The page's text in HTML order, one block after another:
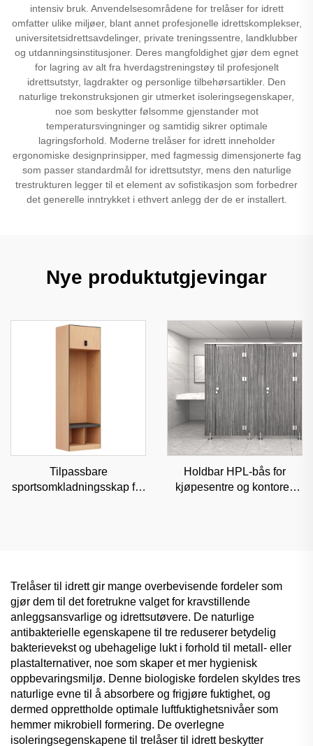
intensiv bruk. Anvendelsesområdene for trelåser for idrett
omfatter ulike miljøer, blant annet profesjonelle idrettskomplekser,
universitetsidrettsavdelinger, private treningssentre, landklubber
og utdanningsinstitusjoner. Deres mangfoldighet gjør dem egnet
for lagring av alt fra hverdagstreningstøy til profesjonelt
idrettsutstyr, lagdrakter og personlige tilbehørsartikler. Den
naturlige trekonstruksjonen gir utmerket isoleringsegenskaper,
noe som beskytter følsomme gjenstander mot
temperatursvingninger og samtidig sikrer optimale
lagringsforhold. Moderne trelåser for idrett inneholder
ergonomiske designprinsipper, med fagmessig dimensjonerte fag
som passer standardmål for idrettsutstyr, mens den naturlige
trestrukturen legger til et element av sofistikasjon som forbedrer
det generelle inntrykket i ethvert anlegg der de er installert.
Nye produktutgjevingar
Tilpassbare
sportsomkladningsskap for
Holdbar HPL-bås for
kjøpesentre og kontorer,
Trelåser til idrett gir mange overbevisende fordeler som
gjør dem til det foretrukne valget for kravstillende
anleggsansvarlige og idrettsutøvere. De naturlige
antibakterielle egenskapene til tre reduserer betydelig
bakterievekst og ubehagelige lukt i forhold til metall- eller
plastalternativer, noe som skaper et mer hygienisk
oppbevaringsmiljø. Denne biologiske fordelen skyldes tres
naturlige evne til å absorbere og frigjøre fuktighet, og
dermed opprettholde optimale luftfuktighetsnivåer som
hemmer mikrobiell formering. De overlegne
isoleringsegenskapene til trelåser til idrett beskytter